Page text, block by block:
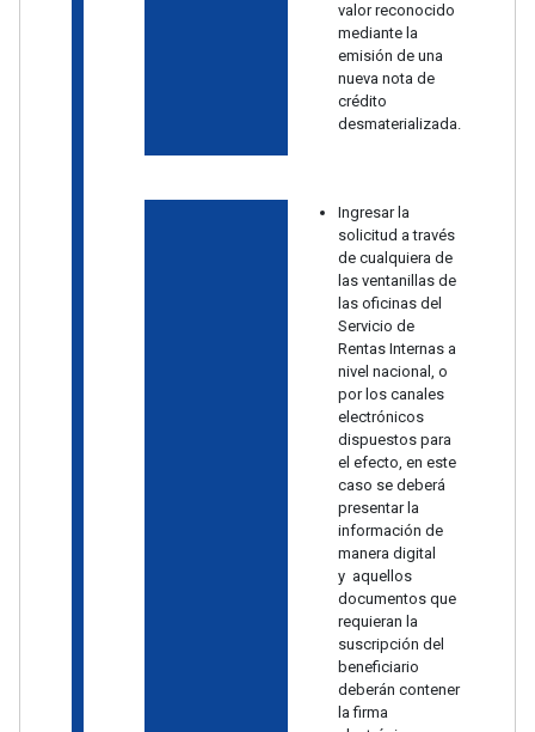
valor reconocido
mediante la
emisión de una
nueva nota de
crédito
desmaterializada.
Ingresar la
solicitud a través
de cualquiera de
las ventanillas de
las oficinas del
Servicio de
Rentas Internas a
nivel nacional, o
por los canales
electrónicos
dispuestos para
el efecto, en este
caso se deberá
presentar la
información de
manera digital
y aquellos
documentos que
requieran la
suscripción del
beneficiario
deberán contener
la firma